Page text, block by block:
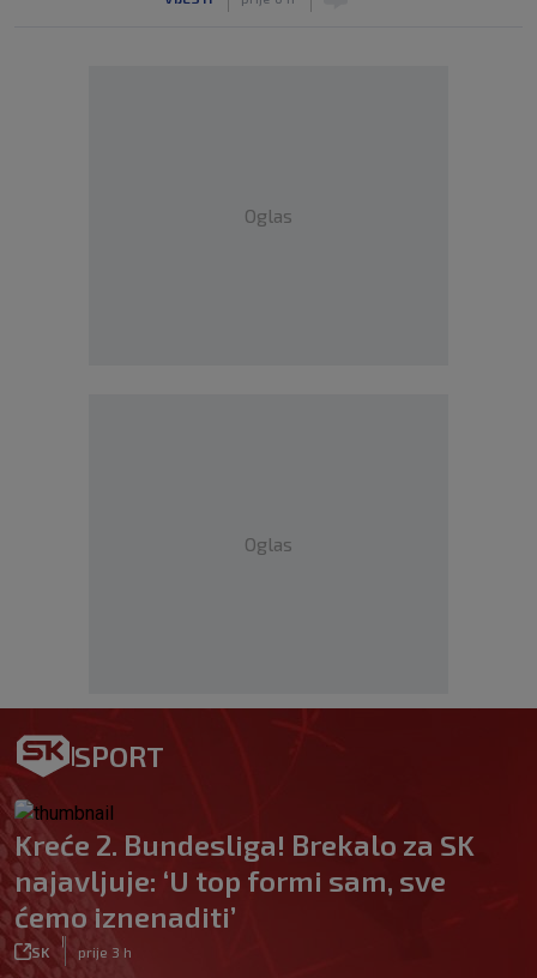
Oglas
Oglas
SPORT
Kreće 2. Bundesliga! Brekalo za SK
najavljuje: ‘U top formi sam, sve
ćemo iznenaditi’
SK prije 3 h